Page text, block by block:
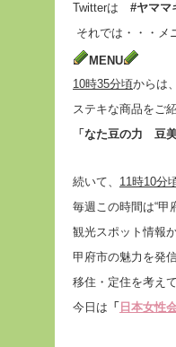
Twitterは #ヤママ
それでは・・・メ
MENU
10時35分頃からは、
ステキな商品をご
「なた豆の力 豆
続いて、 11時10分
毎週この時間は“甲
観光スポット情報
甲府市の魅力を発
移住・定住を考え
今日は 「 日本女性